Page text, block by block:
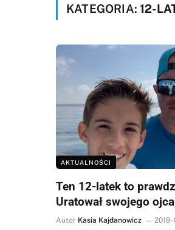
KATEGORIA:12-
AKTUALNOŚCI
Ten 12-latek to
Uratował swojego
Autor Kasia Kajdanowicz 2019-